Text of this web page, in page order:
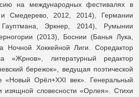
на международных фестивалях в
Смедерево, 2012, 2014), Германии
Эркнер, 2014), Румынии
(2013), Боснии (Банья Лука,
Ночной Хоккейной Лиги. Соредактор
«Жрнов», литературный редактор
бережок», ведущая поэтической
«Новый Орёл+XXI век». Генеральный
изящной словесности «Орлея». Стихи